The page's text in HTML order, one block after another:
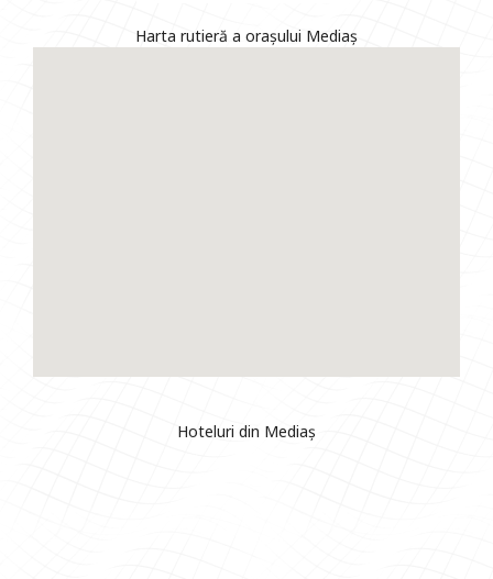
Harta rutieră a orașului Mediaș
Hoteluri din Mediaș